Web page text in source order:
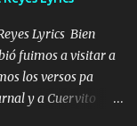
es...
Lyrics Bien
fuimos a visitar a
los versos pa
y a Cuervito